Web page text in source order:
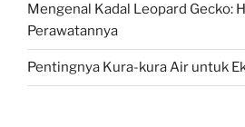
Mengenal Kadal Leopard Gecko:
Perawatannya
Pentingnya Kura-kura Air untuk